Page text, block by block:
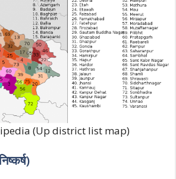
(Up district list map)